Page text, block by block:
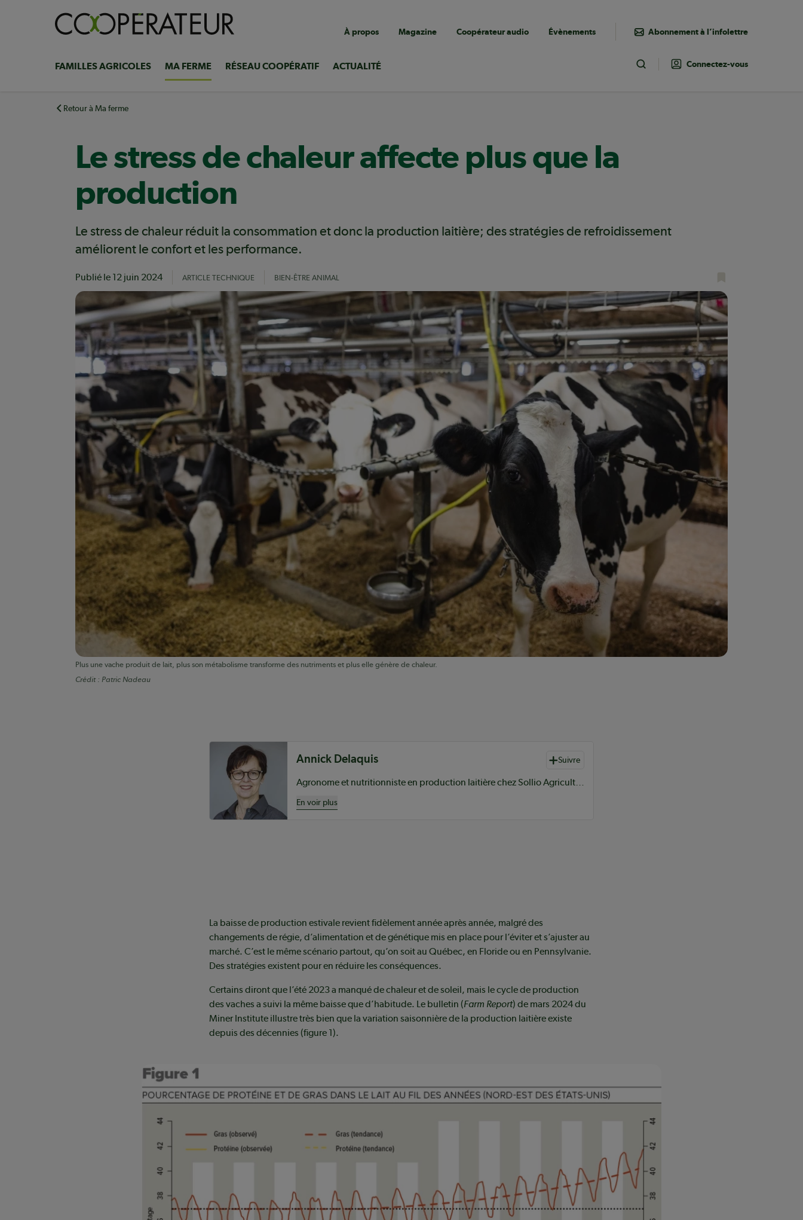
Navigation
utilitaire
À propos Magazine Coopérateur audio Évènements Abonnement à l’infolettre
Navigation
principale
FAMILLES AGRICOLES MA FERME RÉSEAU COOPÉRATIF ACTUALITÉ Toggle Search
Connectez-vous
Retour à Ma ferme
Le stress de chaleur affecte plus que la
production
Le stress de chaleur réduit la consommation et donc la production laitière; des stratégies de refroidissement
améliorent le confort et les performance.
Publié le 12 juin 2024 ARTICLE TECHNIQUE BIEN-ÊTRE ANIMAL
Plus une vache produit de lait, plus son métabolisme transforme des nutriments et plus elle génère de chaleur.
Crédit : Patric Nadeau
Auteurs de contenu Annick Delaquis Suivre
Agronome et nutritionniste en production laitière chez Sollio Agriculture
En voir plus
La baisse de production estivale revient fidèlement année après année, malgré des
changements de régie, d’alimentation et de génétique mis en place pour l’éviter et s’ajuster au
marché. C’est le même scénario partout, qu’on soit au Québec, en Floride ou en Pennsylvanie.
Des stratégies existent pour en réduire les conséquences.
Certains diront que l’été 2023 a manqué de chaleur et de soleil, mais le cycle de production
des vaches a suivi la même baisse que d’habitude. Le bulletin (Farm Report) de mars 2024 du
Miner Institute illustre très bien que la variation saisonnière de la production laitière existe
depuis des décennies (figure 1).